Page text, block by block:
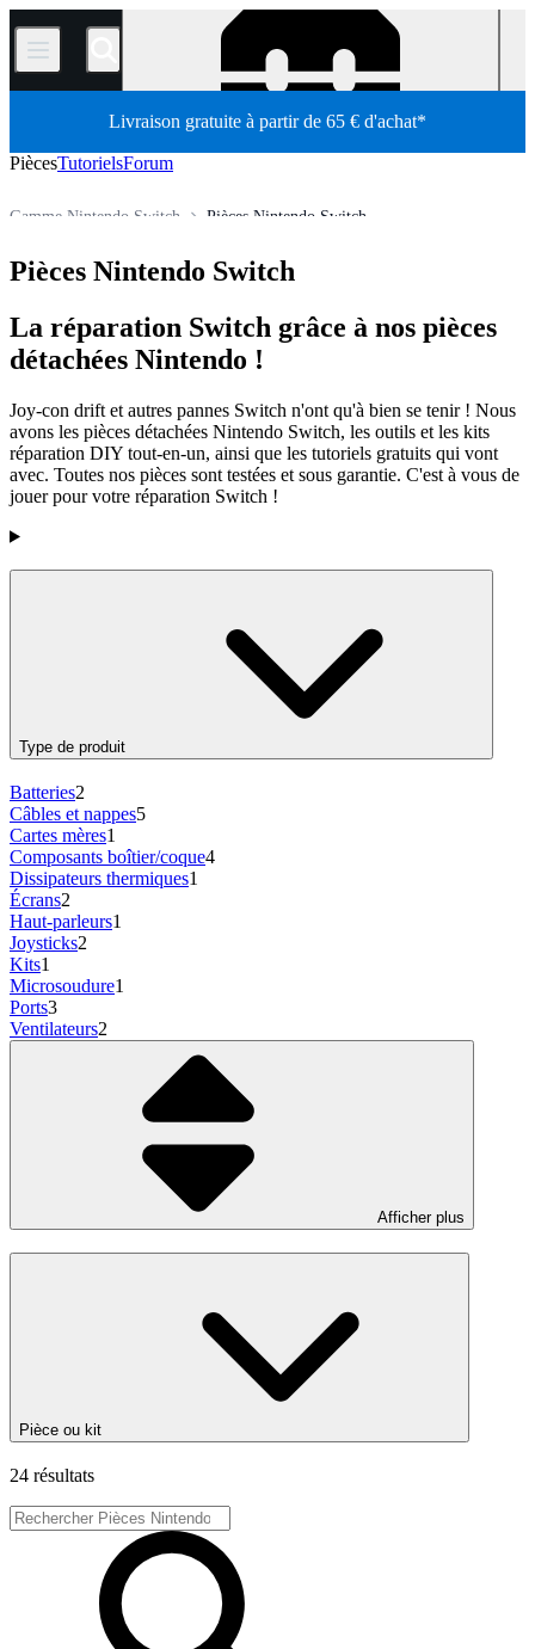
/
Livraison gratuite à partir de 65 € d'achat*
PiècesTutorielsForum
Pièces Nintendo Switch
Gamme Nintendo Switch
Boutique
Pièces Nintendo Switch
La réparation Switch grâce à nos pièces
détachées Nintendo !
Joy-con drift et autres pannes Switch n'ont qu'à bien se tenir ! Nous
avons les pièces détachées Nintendo Switch, les outils et les kits
réparation DIY tout-en-un, ainsi que les tutoriels gratuits qui vont
avec. Toutes nos pièces sont testées et sous garantie. C'est à vous de
jouer pour votre réparation Switch !
Produits
Type de produit
Batteries2
Câbles et nappes5
Cartes mères1
Composants boîtier/coque4
Dissipateurs thermiques1
Écrans2
Haut-parleurs1
Joysticks2
Kits1
Microsoudure1
Ports3
Ventilateurs2
Afficher plus
Pièce ou kit
24 résultats